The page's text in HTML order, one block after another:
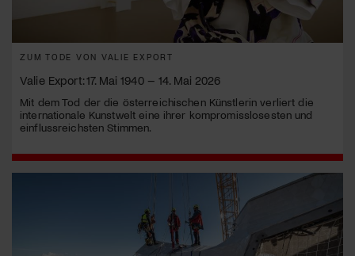
ZUM TODE VON VALIE EXPORT
Valie Export: 17. Mai 1940 – 14. Mai 2026
Mit dem Tod der die österreichischen Künstlerin verliert die
internationale Kunstwelt eine ihrer kompromisslosesten und
einflussreichsten Stimmen.